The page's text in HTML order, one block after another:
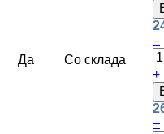
Да Со склада
–
+
–